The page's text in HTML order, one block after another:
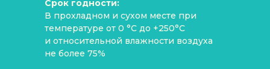
Срок годности:
В прохладном и сухом месте при
температуре от 0 °C до +250°C
и относительной влажности воздуха
не более 75%